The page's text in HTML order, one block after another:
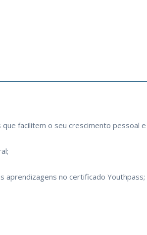
facilitem o seu crescimento pessoal
aprendizagens no certificado Youthpass;